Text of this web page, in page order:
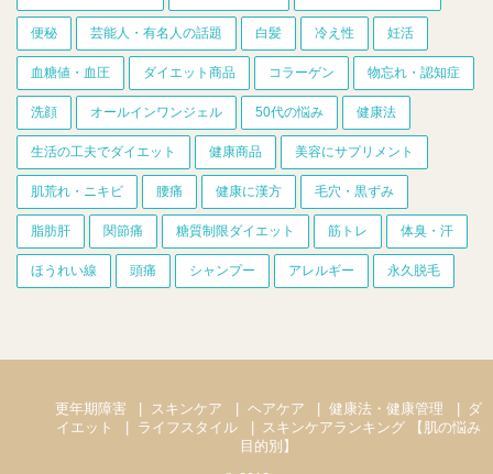
便秘 芸能人・有名人の話題 白髪 冷え性 妊活
血糖値・血圧 ダイエット商品 コラーゲン 物忘れ・認知症
洗顔 オールインワンジェル 50代の悩み 健康法
生活の工夫でダイエット 健康商品 美容にサプリメント
肌荒れ・ニキビ 腰痛 健康に漢方 毛穴・黒ずみ
脂肪肝 関節痛 糖質制限ダイエット 筋トレ 体臭・汗
ほうれい線 頭痛 シャンプー アレルギー 永久脱毛
更年期障害 スキンケア ヘアケア 健康法・健康管理
ダ
イエット
ライフスタイル
スキンケアランキング 【肌の悩み
目的別】